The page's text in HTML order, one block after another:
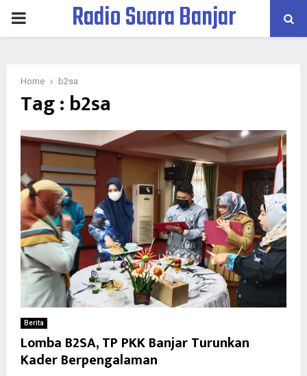
PRIMARYRadio Suara Banjar
Home b2sa
Tag : b2sa
Berita
Lomba B2SA, TP PKK Banjar Turunkan
Kader Berpengalaman